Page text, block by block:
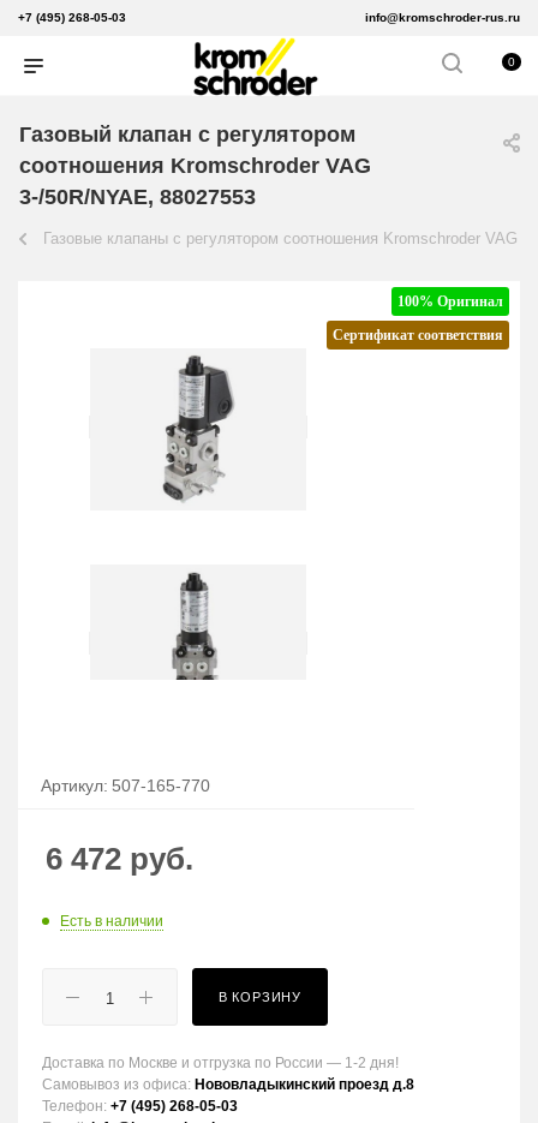
+7 (495) 268-05-03 info@kromschroder-rus.ru
0
Газовый клапан с регулятором
соотношения Kromschroder VAG
3-/50R/NYAE, 88027553
Газовые клапаны с регулятором соотношения Kromschroder VAG
100% Оригинал
Сертификат соответствия
Артикул: 507-165-770
6 472 руб.
Есть в наличии
В КОРЗИНУ
Доставка по Москве и отгрузка по России — 1-2 дня!
Самовывоз из офиса: Нововладыкинский проезд д.8
Телефон: +7 (495) 268-05-03